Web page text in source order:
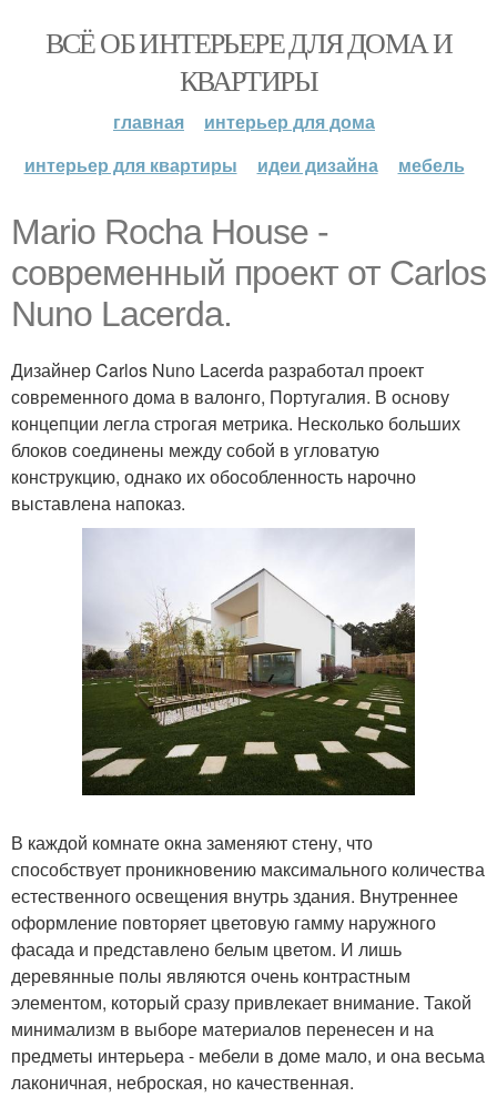
ВСЁ ОБ ИНТЕРЬЕРЕ ДЛЯ ДОМА И
КВАРТИРЫ
главная
интерьер для дома
интерьер для квартиры
идеи дизайна мебель
Mario Rocha House -
современный проект от Carlos
Nuno Lacerda.
Дизайнер Carlos Nuno Lacerda разработал проект
современного дома в валонго, Португалия. В основу
концепции легла строгая метрика. Несколько больших
блоков соединены между собой в угловатую
конструкцию, однако их обособленность нарочно
выставлена напоказ.
В каждой комнате окна заменяют стену, что
способствует проникновению максимального количества
естественного освещения внутрь здания. Внутреннее
оформление повторяет цветовую гамму наружного
фасада и представлено белым цветом. И лишь
деревянные полы являются очень контрастным
элементом, который сразу привлекает внимание. Такой
минимализм в выборе материалов перенесен и на
предметы интерьера - мебели в доме мало, и она весьма
лаконичная, неброская, но качественная.